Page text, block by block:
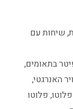
,שיחות עם
בתאומים,
האנרגטי,
פלוטו, פלוטו